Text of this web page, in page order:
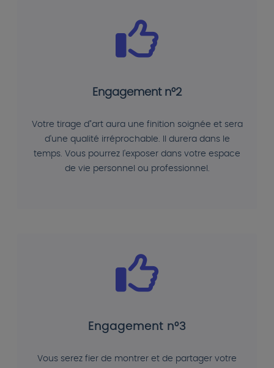
Engagement n°2
Votre tirage d"art aura une finition soignée et sera
d'une qualité irréprochable. Il durera dans le
temps. Vous pourrez l'exposer dans votre espace
de vie personnel ou professionnel.
Engagement n°3
Vous serez fier de montrer et de partager votre